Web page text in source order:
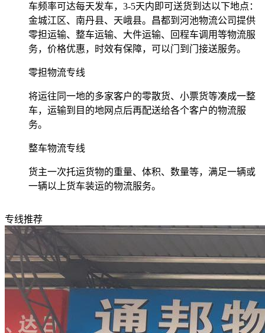
车频率可达每天发车，3-5天内即可送货到达以下地点：
金城江区、南丹县、天峨县。昌都到河池物流公司提供
零担运输、整车运输、大件运输、回程车调用等物流服
务，价格优惠，时效有保障，可以门到门接送服务。
零担物流专线
将运往同一地的多家客户的零散货、小票货等凑成一整
车，运输到目的地网点后再配送给各个客户的物流服
务。
整车物流专线
货主一次托运货物的重量、体积、数量等，满足一辆或
一辆以上货车装运的物流服务。
专线推荐